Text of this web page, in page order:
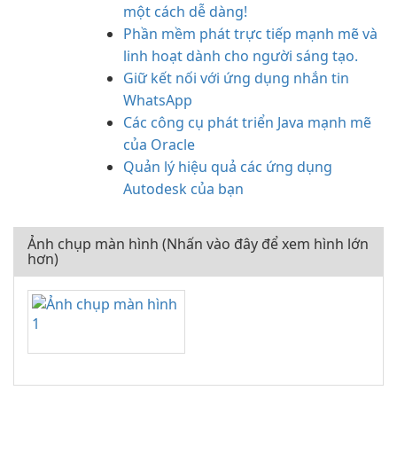
một cách dễ dàng!
Phần mềm phát trực tiếp mạnh mẽ và
linh hoạt dành cho người sáng tạo.
Giữ kết nối với ứng dụng nhắn tin
WhatsApp
Các công cụ phát triển Java mạnh mẽ
của Oracle
Quản lý hiệu quả các ứng dụng
Autodesk của bạn
Ảnh chụp màn hình (Nhấn vào đây để xem hình lớn
hơn)